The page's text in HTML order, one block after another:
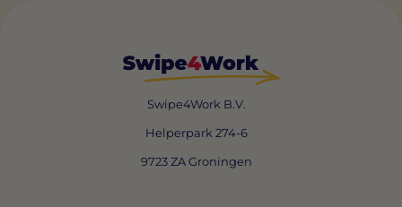
Swipe4Work B.V.
Helperpark 274-6
9723 ZA Groningen